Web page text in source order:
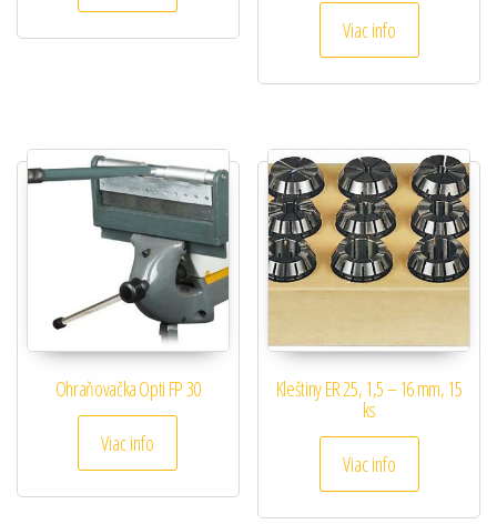
Viac info
Ohraňovačka Opti FP 30
Viac info
Kleštiny ER 25, 1,5 – 16 mm, 15
ks
Viac info